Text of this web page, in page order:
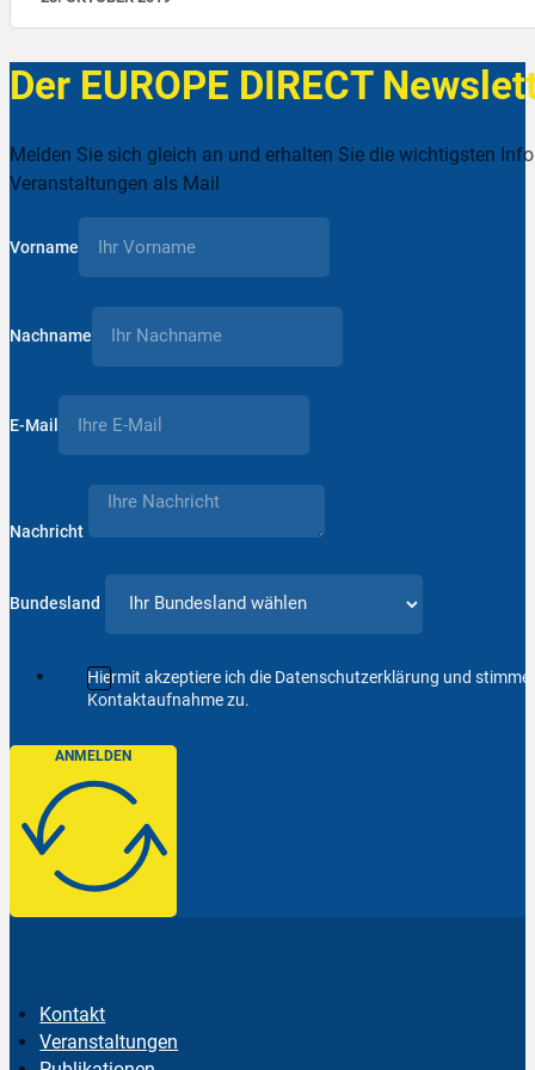
Der EUROPE DIRECT
Melden Sie sich gleich an und erhalten Sie die wichtigsten
Veranstaltungen als Mail
Vorname
Nachname
E-Mail
Nachricht
Bundesland
Hiermit akzeptiere ich die Datenschutzerklärung und
Kontaktaufnahme zu.
ANMELDEN
Kontakt
Veranstaltungen